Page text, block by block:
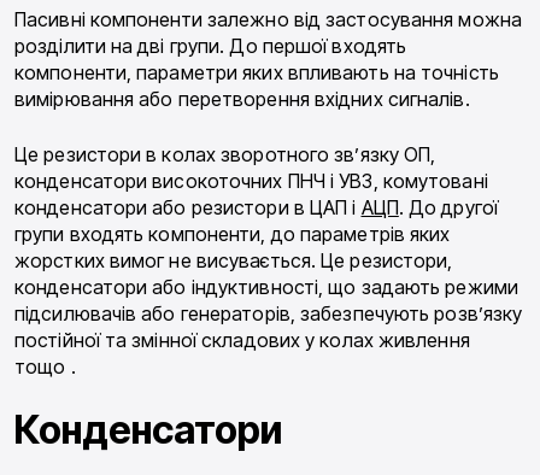
Пасивні компоненти залежно від застосування можна
розділити на дві групи. До першої входять
компоненти, параметри яких впливають на точність
вимірювання або перетворення вхідних сигналів.
Це резистори в колах зворотного зв’язку ОП,
конденсатори високоточних ПНЧ і УВЗ, комутовані
конденсатори або резистори в ЦАП і АЦП. До другої
групи входять компоненти, до параметрів яких
жорстких вимог не висувається. Це резистори,
конденсатори або індуктивності, що задають режими
підсилювачів або генераторів, забезпечують розв’язку
постійної та змінної складових у колах живлення
тощо .
Конденсатори